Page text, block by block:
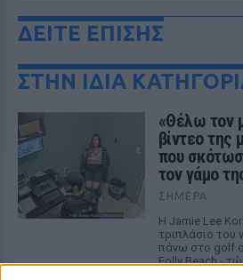
ΔΕΙΤΕ ΕΠΙΣΗΣ
ΣΤΗΝ ΙΔΙΑ
«Θέλω τον
βίντεο της
που
τον γάμο
ΣΉΜΕΡΑ
Η Jamie Lee
τριπλάσιο του
πάνω στο golf
Folly Beach -